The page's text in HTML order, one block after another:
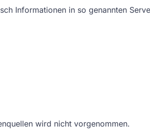
Informationen in so genannten
wird nicht vorgenommen.